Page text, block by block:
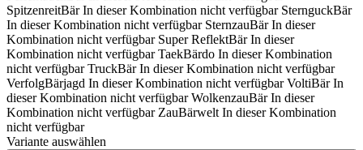
SpitzenreitBär In dieser Kombination nicht verfügbar SternguckBär
In dieser Kombination nicht verfügbar SternzauBär In dieser
Kombination nicht verfügbar Super ReflektBär In dieser
Kombination nicht verfügbar TaekBärdo In dieser Kombination
nicht verfügbar TruckBär In dieser Kombination nicht verfügbar
VerfolgBärjagd In dieser Kombination nicht verfügbar VoltiBär In
dieser Kombination nicht verfügbar WolkenzauBär In dieser
Kombination nicht verfügbar ZauBärwelt In dieser Kombination
nicht verfügbar
Variante auswählen